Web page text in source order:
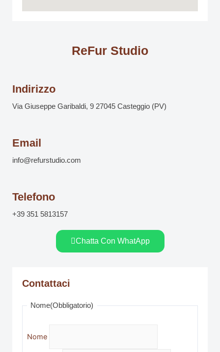
ReFur Studio
Indirizzo
Via Giuseppe Garibaldi, 9 27045 Casteggio (PV)
Email
info@refurstudio.com
Telefono
+39 351 5813157
Chatta Con WhatApp
Contattaci
Nome(Obbligatorio)
Nome